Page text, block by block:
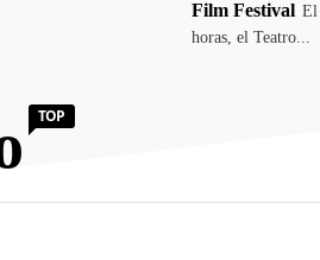
Film Festival El
horas, el Teatro...
TOP